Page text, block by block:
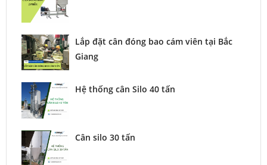
Lắp đặt cân đóng bao cám viên tại Bắc
Giang
Hệ thống cân Silo 40 tấn
Cân silo 30 tấn